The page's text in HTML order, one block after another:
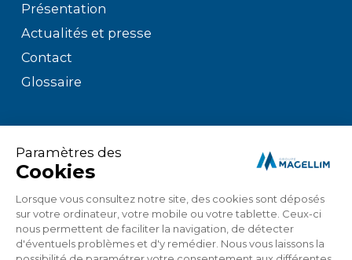
Présentation
Actualités et presse
Contact
Glossaire
Politique de confidentialité